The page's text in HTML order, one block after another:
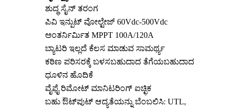
ಶುದ್ಧ ಸೈನ್ ತರಂಗ
ಪಿವಿ ಇನ್ಪುಟ್ ವೋಲ್ಟೇಜ್ 60Vdc-500Vdc
ಅಂತರ್ನಿರ್ಮಿತ MPPT 100A/120A
ಬ್ಯಾಟರಿ ಇಲ್ಲದೆ ಕೆಲಸ ಮಾಡುವ ಸಾಮರ್ಥ್ಯ
ಕಠಿಣ ಪರಿಸರಕ್ಕೆ ಬಳಸಬಹುದಾದ ತೆಗೆಯಬಹುದಾದ
ಧೂಳಿನ ಹೊದಿಕೆ
ವೈಫೈ ರಿಮೋಟ್ ಮಾನಿಟರಿಂಗ್ ಐಚ್ಛಿಕ
ಬಹು ಔಟ್‌ಪುಟ್ ಆದ್ಯತೆಯನ್ನು ಬೆಂಬಲಿಸಿ: UTL,